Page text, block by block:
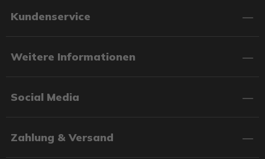
Kundenservice
Weitere Informationen
Social Media
Zahlung & Versand